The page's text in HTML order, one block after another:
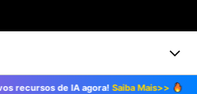
de IA agora!Saiba Mais>> Atualize